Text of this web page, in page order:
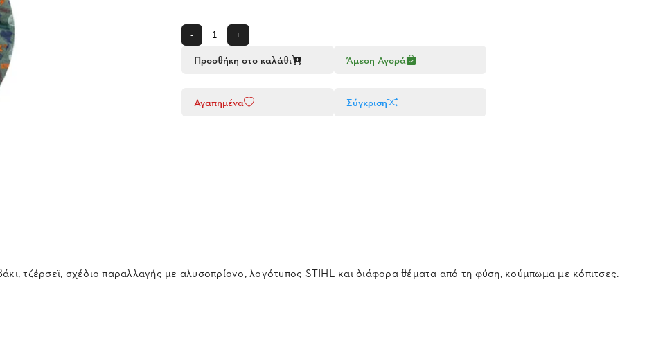
- +
Προσθήκη στο καλάθι Άμεση Αγορά
Αγαπημένα Σύγκριση
τζέρσεϊ, σχέδιο παραλλαγής με αλυσοπρίονο, λογότυπος STIHL και διάφορα θέματα από τη φύση, κούμπωμα με κόπιτσες.